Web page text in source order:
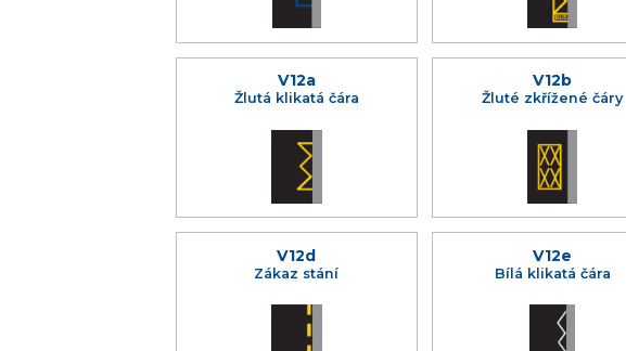
V12a
Žlutá klikatá čára
V12b
Žluté zkřížené čáry
V12d
Zákaz stání
V12e
Bílá klikatá čára